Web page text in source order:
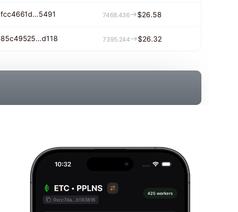
fcc4661d…5491 7468.436 $26.58
85c49525…d118 7395.244 $26.32